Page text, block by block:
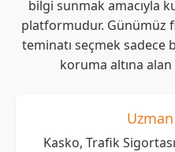
bilgi sunmak amacıyla
platformudur. Günümüz
teminatı seçmek sadece
koruma altına
Kasko, Trafik